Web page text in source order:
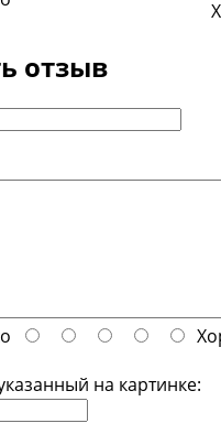
отзыв
на картинке: